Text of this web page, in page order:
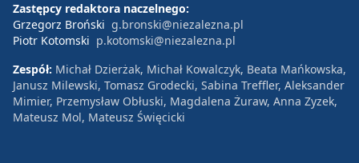
Zastępcy redaktora naczelnego:
Grzegorz Broński g.bronski@niezalezna.pl
Piotr Kotomski p.kotomski@niezalezna.pl
Zespół: Michał Dzierżak, Michał Kowalczyk, Beata Mańkowska,
Janusz Milewski, Tomasz Grodecki, Sabina Treffler, Aleksander
Mimier, Przemysław Obłuski, Magdalena Żuraw, Anna Zyzek,
Mateusz Mol, Mateusz Święcicki